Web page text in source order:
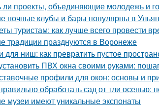
ли проекты, объединяющие молодежь и
ночные клубы и бары популярны в
туристам: как лучше всего провести
традиции празднуются в Воронеже
для ниш: как превратить пустое
ПВХ окна своими руками:
профили для окон: основы и
обработать сад от тли осенью:
музеи имеют уникальные экспонаты